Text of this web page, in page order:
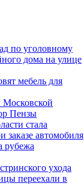
по уголовному
дома на улице
мебель для
Пензы
стала
заказе автомобиля
рубежа
ухода
переехали в